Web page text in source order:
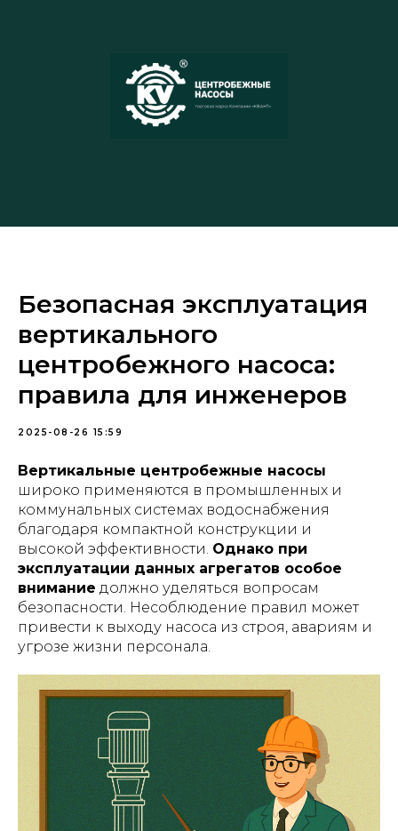
Безопасная эксплуатация
вертикального
центробежного насоса:
правила для инженеров
2025-08-26 15:59
Вертикальные центробежные насосы
широко применяются в промышленных и
коммунальных системах водоснабжения
благодаря компактной конструкции и
высокой эффективности. Однако при
эксплуатации данных агрегатов особое
внимание должно уделяться вопросам
безопасности. Несоблюдение правил может
привести к выходу насоса из строя, авариям и
угрозе жизни персонала.